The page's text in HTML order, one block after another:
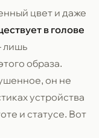
цвет и даже
в голове
лишь
образа.
он не
устройства
и статусе. Вот